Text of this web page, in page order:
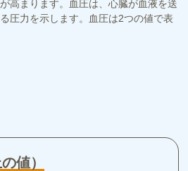
高まります。血圧は、心臓が血液を送
圧力を示します。血圧は2つの値で表
値）